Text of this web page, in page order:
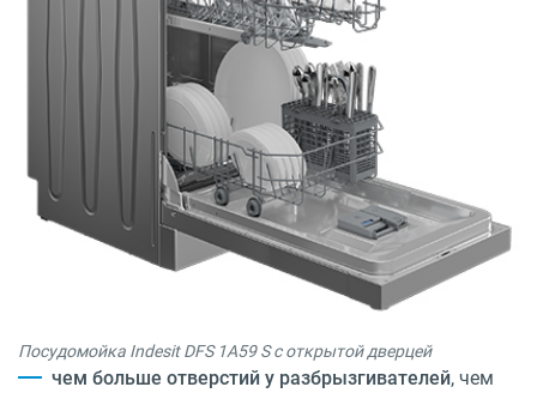
Посудомойка Indesit DFS 1A59 S с открытой дверцей
чем больше отверстий у разбрызгивателей, чем